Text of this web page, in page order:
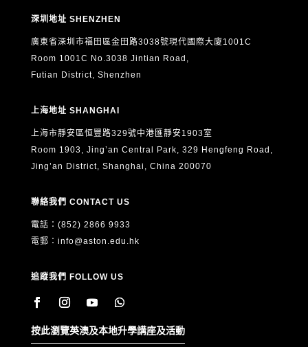
深圳地址 SHENZHEN
廣東省深圳市福田區金田路3038號現代國際大廈1001C
Room 1001C No.3038 Jintian Road,
Futian District, Shenzhen
上海地址 SHANGHAI
上海市靜安區恒豐路329號中港匯靜安1903室
Room 1903, Jing’an Central Park, 329 Hengfeng Road,
Jing’an District, Shanghai, China 200070
聯絡我們 CONTACT US
電話：(852) 2866 9933
電郵： info@aston.edu.hk
追蹤我們 FOLLOW US
按此瀏覽英澳及本地升學講座及活動